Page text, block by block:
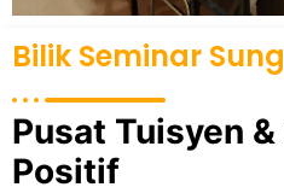
Bilik Seminar
Pusat Tuisyen
Positif